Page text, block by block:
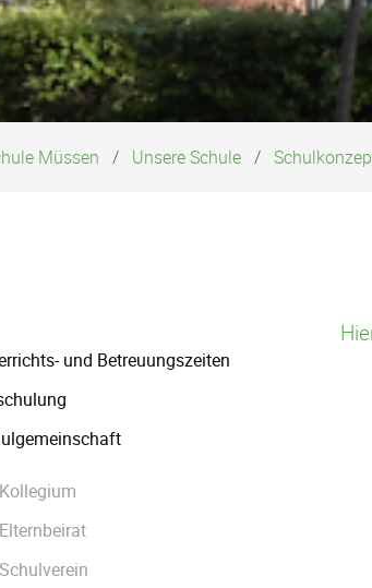
Müssen Unsere Schule
und Betreuungszeiten
Kollegium
Elternbeirat
Schulverein